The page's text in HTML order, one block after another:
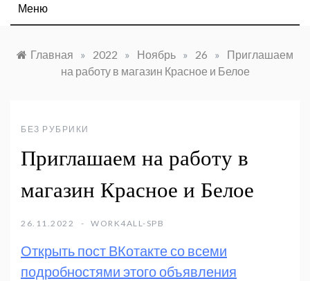
Меню
Главная » 2022 » Ноябрь » 26 »
Приглашаем
на работу в магазин Красное и Белое
БЕЗ РУБРИКИ
Приглашаем на работу в
магазин Красное и Белое
26.11.2022 WORK4ALL-SPB
Открыть пост ВКотакте со всеми
подробностями этого объявления